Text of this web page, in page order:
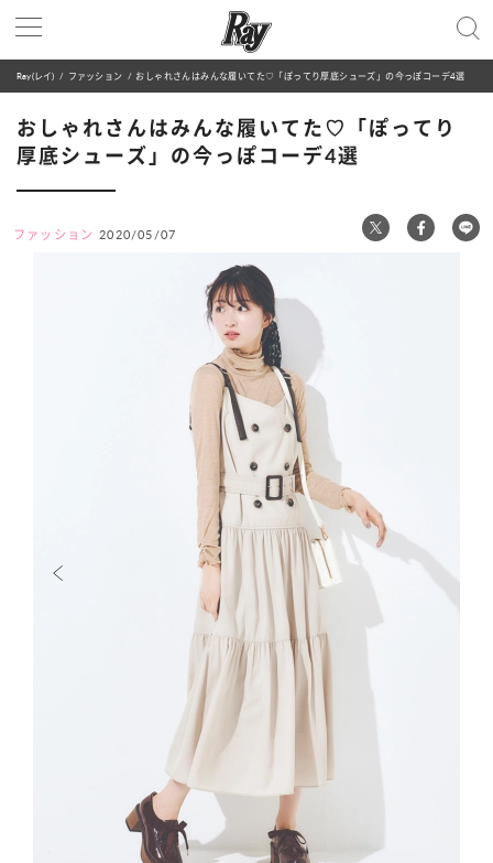
Ray(レイ) ファッション おしゃれさんはみんな履いてた♡「ぽってり厚底シューズ」の今っぽコーデ4選
おしゃれさんはみんな履いてた♡「ぽってり
厚底シューズ」の今っぽコーデ4選
ファッション 2020/05/07